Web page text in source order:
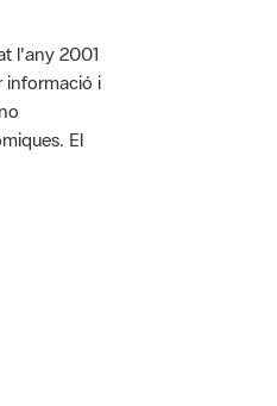
l'any 2001
informació i
El